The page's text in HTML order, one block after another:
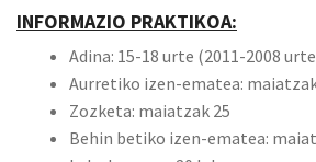
INFORMAZIO PRAKTIKOA:
Adina: 15-18 urte (2011-2008
Aurretiko izen-ematea:
Zozketa: maiatzak 25
Behin betiko izen-ematea: